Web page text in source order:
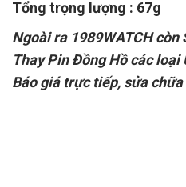
Tổng trọng lượng : 67g
Ngoài ra 1989WATCH còn
Thay Pin Đồng Hồ các loại
Báo giá trực tiếp, sửa